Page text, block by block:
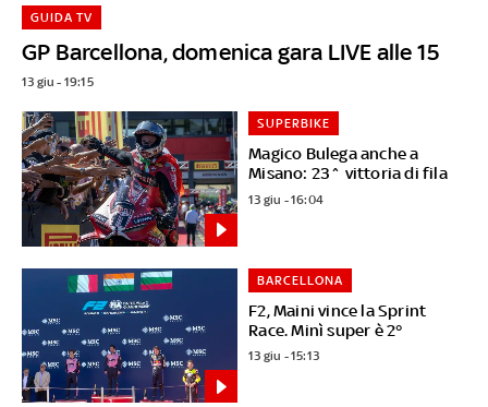
GP Barcellona, domenica gara LIVE alle 15
GUIDA TV
13 giu - 19:15
Magico Bulega anche a
Misano: 23^ vittoria di fila
SUPERBIKE
13 giu - 16:04
F2, Maini vince la Sprint
Race. Minì super è 2°
BARCELLONA
13 giu - 15:13